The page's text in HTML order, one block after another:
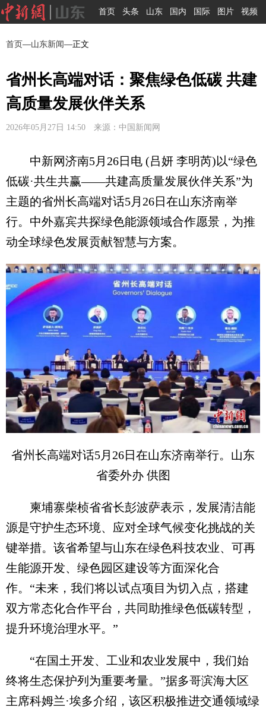
首页 头条 山东 国内 国际 图片 视频
首页—山东新闻—正文
省州长高端对话：聚焦绿色低碳 共建
高质量发展伙伴关系
2026年05月27日 14:50 来源：中国新闻网
中新网济南5月26日电 (吕妍 李明芮)以“绿色
低碳·共生共赢——共建高质量发展伙伴关系”为
主题的省州长高端对话5月26日在山东济南举
行。中外嘉宾共探绿色能源领域合作愿景，为推
动全球绿色发展贡献智慧与方案。
省州长高端对话5月26日在山东济南举行。山东
省委外办 供图
柬埔寨柴桢省省长彭波萨表示，发展清洁能
源是守护生态环境、应对全球气候变化挑战的关
键举措。该省希望与山东在绿色科技农业、可再
生能源开发、绿色园区建设等方面深化合
作。“未来，我们将以试点项目为切入点，搭建
双方常态化合作平台，共同助推绿色低碳转型，
提升环境治理水平。”
“在国土开发、工业和农业发展中，我们始
终将生态保护列为重要考量。”据多哥滨海大区
主席科姆兰·埃多介绍，该区积极推进交通领域绿